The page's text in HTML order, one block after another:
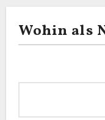
Wohin als